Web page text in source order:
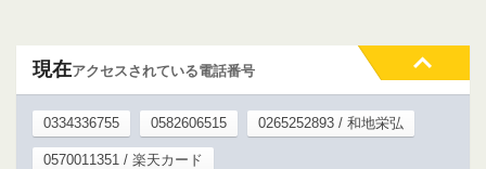
現在アクセスされている電話番号
0334336755 0582606515 0265252893 / 和地栄弘
0570011351 / 楽天カード